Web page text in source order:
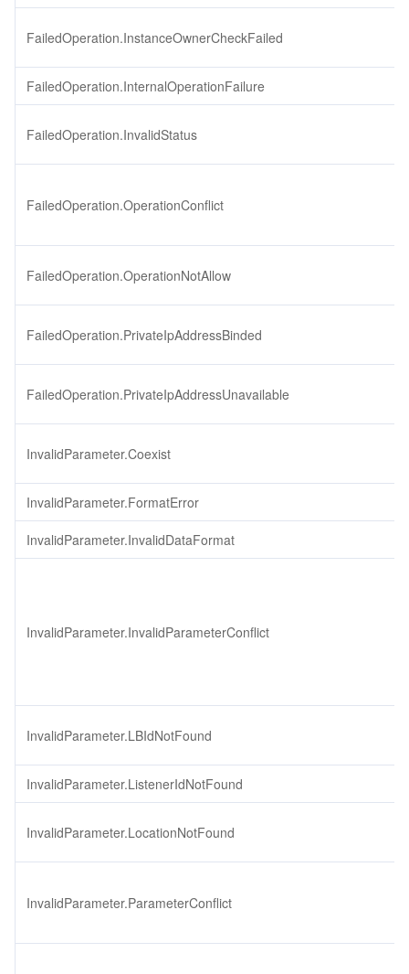
FailedOperation.InstanceOwnerCheckFailed
FailedOperation.InternalOperationFailure
FailedOperation.InvalidStatus
FailedOperation.OperationConflict
FailedOperation.OperationNotAllow
FailedOperation.PrivateIpAddressBinded
FailedOperation.PrivateIpAddressUnavailable
InvalidParameter.Coexist
InvalidParameter.FormatError
InvalidParameter.InvalidDataFormat
InvalidParameter.InvalidParameterConflict
InvalidParameter.LBIdNotFound
InvalidParameter.ListenerIdNotFound
InvalidParameter.LocationNotFound
InvalidParameter.ParameterConflict